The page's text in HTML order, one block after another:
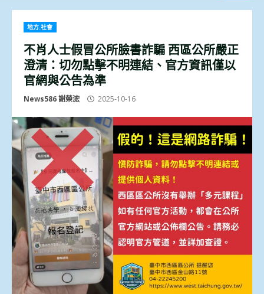
地方.社會
不肖人士假冒公所臉書詐騙 西區公所嚴正
澄清：切勿點擊不明連結、官方資訊僅以
官網與公告為準
News586 謝榮浤 2025-10-16